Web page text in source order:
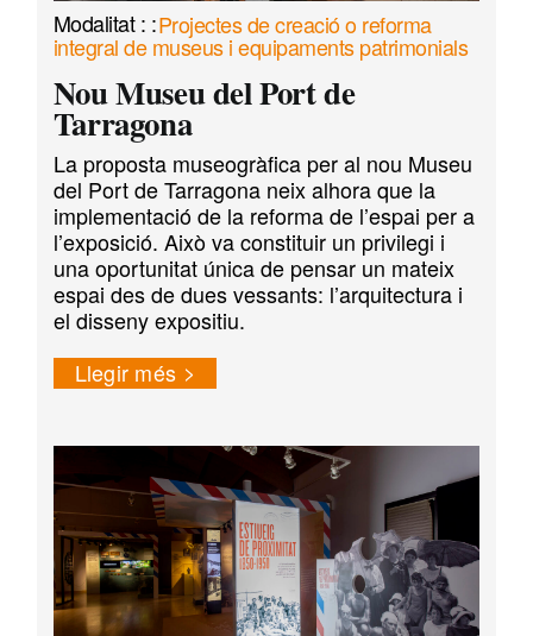
Projectes de creació o reforma
integral de museus i equipaments patrimonials
Nou Museu del Port de
Tarragona
La proposta museogràfica per al nou Museu
del Port de Tarragona neix alhora que la
implementació de la reforma de l’espai per a
l’exposició. Això va constituir un privilegi i
una oportunitat única de pensar un mateix
espai des de dues vessants: l’arquitectura i
el disseny expositiu.
Llegir més